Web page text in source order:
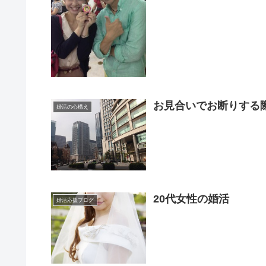
婚活の心構え お見合いでお断りする
婚活応援ブログ 20代女性の婚活